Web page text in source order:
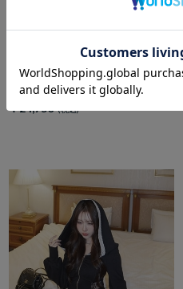
amerge.
check side slit maxi onepiece
￥24,750